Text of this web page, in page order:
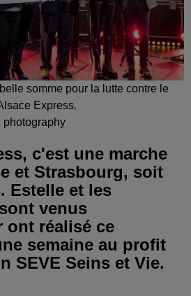
somme pour la lutte contre le
Express.
photography
c'est une marche
et Strasbourg, soit
Estelle et les
venus
ont réalisé ce
semaine au profit
SEVE Seins et Vie.